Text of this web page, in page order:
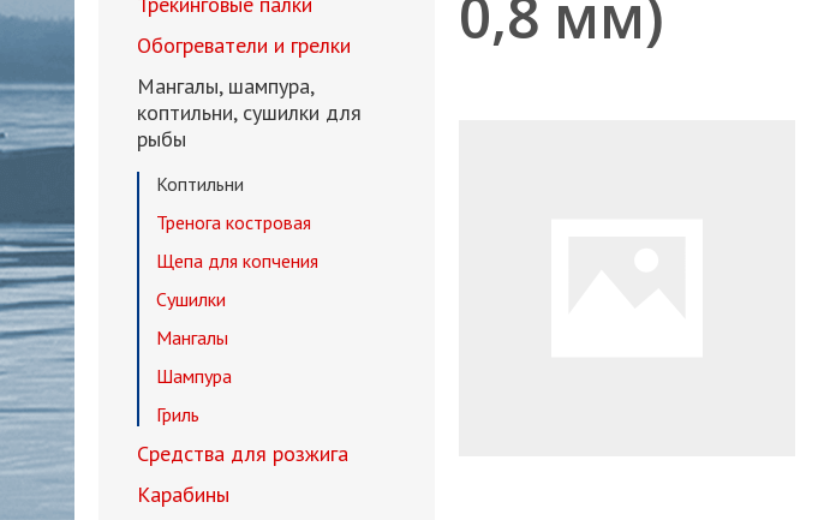
Обогреватели и грелки
Мангалы, шампура,
коптильни, сушилки для
рыбы
Коптильни
Тренога костровая
Щепа для копчения
Сушилки
Мангалы
Шампура
Гриль
Средства для розжига
Карабины
0,8 мм)